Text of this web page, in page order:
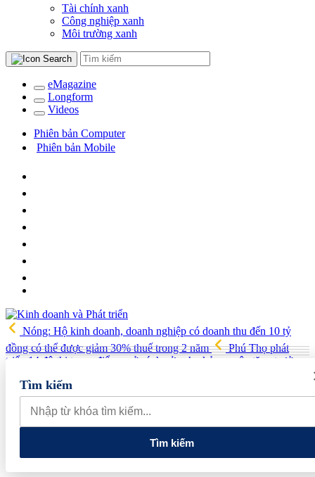
Tài chính xanh
Công nghiệp xanh
Môi trường xanh
eMagazine
Longform
Videos
Phiên bản Computer
Phiên bản Mobile
Nóng: Hộ kinh doanh, doanh nghiệp có doanh thu đến 10 tỷ
đồng có thể được giảm 30% thuế trong 2 năm
Phú Thọ phát
triển 14 đô thị trọng điểm, mở cánh cửa cho kỷ nguyên tăng trưởng
Vua quạt Trần Đình Tiệp: Từ bán quạt đến TikToker nổi
tiếng và vướng vòng lao lý
Vietnam Sport Show 2026 quy tụ
520 gian hàng, thúc đẩy kết nối ngành thể thao Việt Nam với thế
giới
Thiết kế kiến trúc biểu tượng của Newtown Diamond được
vinh danh tại Dot Property Awards 2026
Tìm kiếm
Tìm kiếm